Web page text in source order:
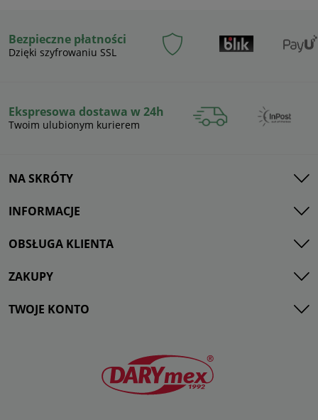
Bezpieczne płatności
Dzięki szyfrowaniu SSL
Ekspresowa dostawa w 24h
Twoim ulubionym kurierem
NA SKRÓTY
INFORMACJE
OBSŁUGA KLIENTA
ZAKUPY
TWOJE KONTO